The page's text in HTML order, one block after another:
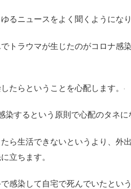
るニュースをよく聞くようになり
トラウマが生じたのがコロナ感
たらということを心配します。
染するという原則で心配のタネに
ら生活できないというより、外
立ちます。
感染して自宅で死んでいたとい